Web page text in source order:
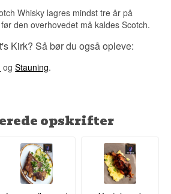
Investeringspotentiale
Med kun 281 flasker og en 20-årig alder
for samlere af sjældne blended malts.
du at?
end et enkelt destilleri.
Whisky lagres mindst tre år på
den overhovedet må kaldes Scotch.
Kirk? Så bør du også opleve:
ogStauning.
opskrifter